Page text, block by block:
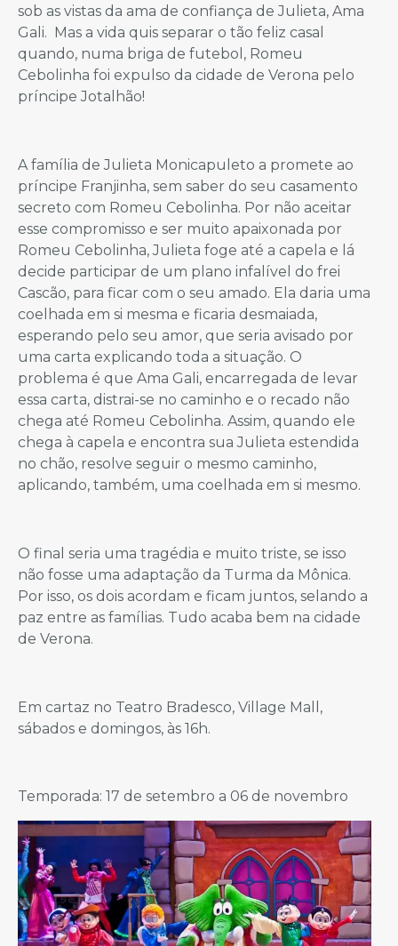
sob as vistas da ama de confiança de Julieta, Ama
Gali. Mas a vida quis separar o tão feliz casal
quando, numa briga de futebol, Romeu
Cebolinha foi expulso da cidade de Verona pelo
príncipe Jotalhão!
A família de Julieta Monicapuleto a promete ao
príncipe Franjinha, sem saber do seu casamento
secreto com Romeu Cebolinha. Por não aceitar
esse compromisso e ser muito apaixonada por
Romeu Cebolinha, Julieta foge até a capela e lá
decide participar de um plano infalível do frei
Cascão, para ficar com o seu amado. Ela daria uma
coelhada em si mesma e ficaria desmaiada,
esperando pelo seu amor, que seria avisado por
uma carta explicando toda a situação. O
problema é que Ama Gali, encarregada de levar
essa carta, distrai-se no caminho e o recado não
chega até Romeu Cebolinha. Assim, quando ele
chega à capela e encontra sua Julieta estendida
no chão, resolve seguir o mesmo caminho,
aplicando, também, uma coelhada em si mesmo.
O final seria uma tragédia e muito triste, se isso
não fosse uma adaptação da Turma da Mônica.
Por isso, os dois acordam e ficam juntos, selando a
paz entre as famílias. Tudo acaba bem na cidade
de Verona.
Em cartaz no Teatro Bradesco, Village Mall,
sábados e domingos, às 16h.
Temporada: 17 de setembro a 06 de novembro